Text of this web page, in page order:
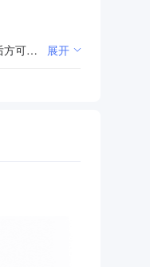
许可项目：检验检测服务；特种设备检验检测；建设工程质量检测；水利工程质量检测；室内环境检测。（依法须经批准的项目，经相关部门批准后方可开展经营活动，具体经营项目以相关部门批准文件或许可证件为准）一般项目：工程管理服务；工程技术服务（规划管理、勘察、设计、监理除外）；信息技术咨询服务；技术服务、技术开发、技术咨询、技术交流、技术转让、技术推广。（除依法须经批准的项目外，凭营业执照依法自主开展经营活动） 展开